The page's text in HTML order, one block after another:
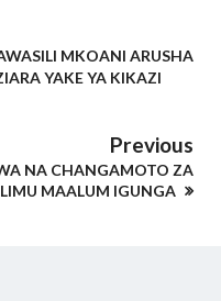
MKOANI ARUSHA
YAKE YA KIKAZI
Previous
NA CHANGAMOTO ZA
MAALUM IGUNGA